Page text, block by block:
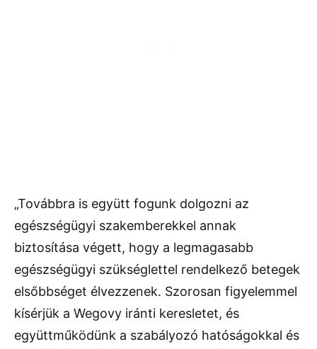
„Továbbra is együtt fogunk dolgozni az
egészségügyi szakemberekkel annak
biztosítása végett, hogy a legmagasabb
egészségügyi szükséglettel rendelkező betegek
elsőbbséget élvezzenek. Szorosan figyelemmel
kísérjük a Wegovy iránti keresletet, és
együttműködünk a szabályozó hatóságokkal és